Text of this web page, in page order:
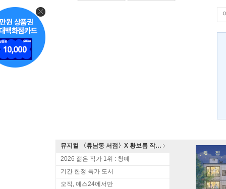
뮤지컬 〈휴남동 서점〉X 황보름 작가 북토크
2026 젊은 작가 1위 : 청예
기간 한정 특가 도서
오직, 예스24에서만